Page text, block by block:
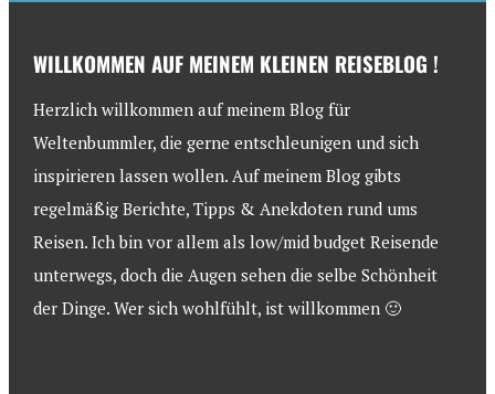
WILLKOMMEN AUF MEINEM KLEINEN REISEBLOG !
Herzlich willkommen auf meinem Blog für
Weltenbummler, die gerne entschleunigen und sich
inspirieren lassen wollen. Auf meinem Blog gibts
regelmäßig Berichte, Tipps & Anekdoten rund ums
Reisen. Ich bin vor allem als low/mid budget Reisende
unterwegs, doch die Augen sehen die selbe Schönheit
der Dinge. Wer sich wohlfühlt, ist willkommen 🙂